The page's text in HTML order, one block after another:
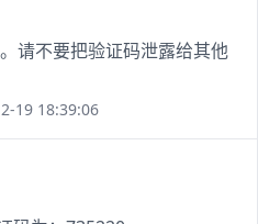
请不要把验证码泄露给其他
19 18:39:06